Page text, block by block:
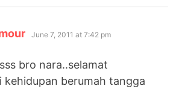
says:
June 7, 2011 at 7:42 pm
bro nara..selamat
kehidupan berumah tangga